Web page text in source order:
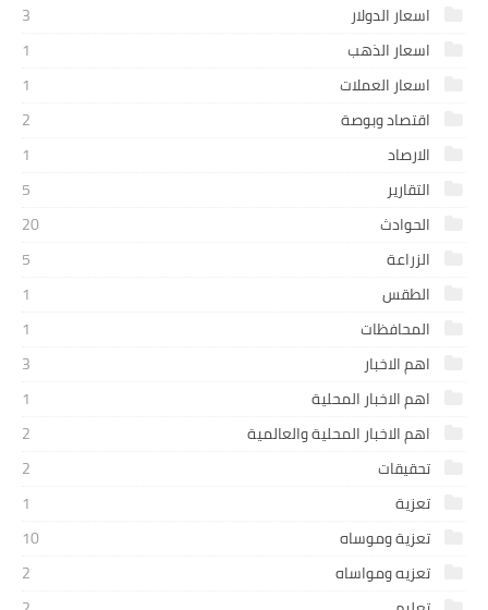
اسعار الدولار
3
اسعار الذهب
1
اسعار العملات
1
اقتصاد وبوصة
2
الارصاد
1
التقارير
5
الحوادث
20
الزراعة
5
الطقس
1
المحافظات
1
اهم الاخبار
3
اهم الاخبار المحلية
1
اهم الاخبار المحلية والعالمية
2
تحقيقات
2
تعزية
1
تعزية وموساه
10
تعزيه ومواساه
2